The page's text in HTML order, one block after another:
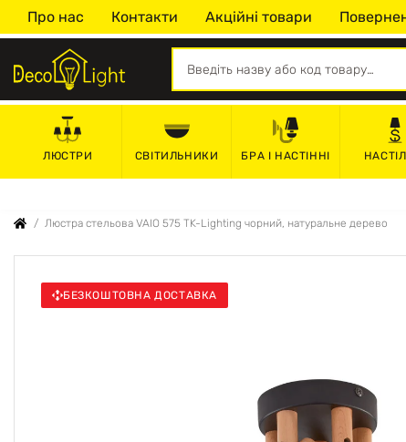
Про нас Контакти Акційні товари
ЛЮСТРИ СВІТИЛЬНИКИ БРА І НАСТІННІ
Люстра стельова VAIO 575 TK-Lighting чорний, натуральне дерево
БЕЗКОШТОВНА ДОСТАВКА